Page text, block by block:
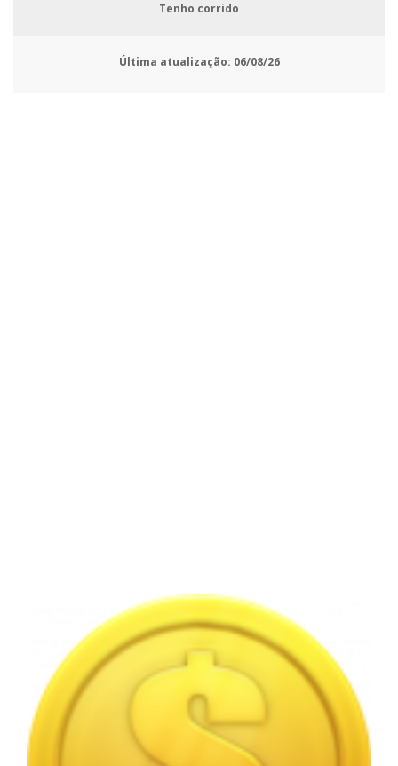
Tenho corrido
Última atualização: 06/08/26